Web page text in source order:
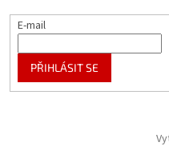
E-mail
PŘIHLÁSIT SE